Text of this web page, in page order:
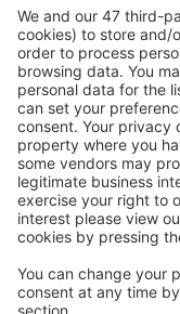
Planifică ȋn
Rezervare
Prețuri
conectați.
Cazarea
Alege din peste